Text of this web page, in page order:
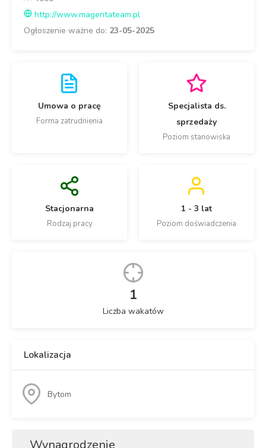
http://www.magentateam.pl
Ogłoszenie ważne do: 23-05-2025
Umowa o pracę
Forma zatrudnienia
Specjalista ds.
sprzedaży
Poziom stanowiska
Stacjonarna
Rodzaj pracy
1 - 3 lat
Poziom doświadczenia
1
Liczba wakatów
Lokalizacja
Bytom
Wynagrodzenie